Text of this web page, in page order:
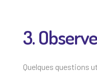
3.
Quelques questions